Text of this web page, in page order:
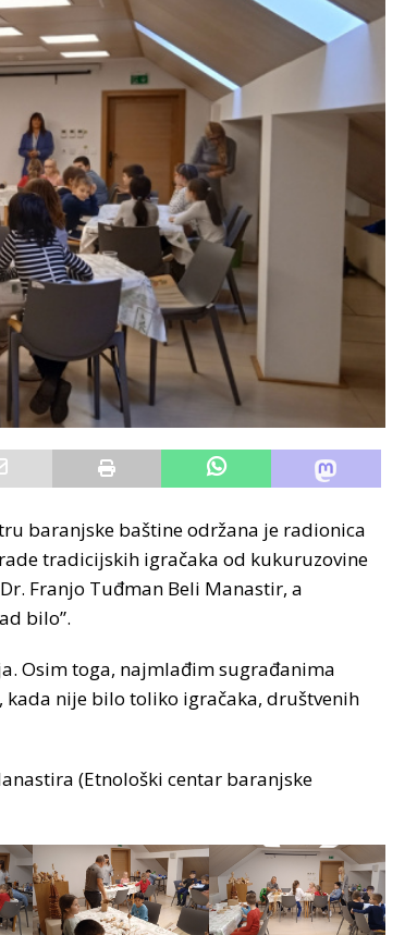
baranjske baštine održana je radionica
tradicijskih igračaka od kukuruzovine
Franjo Tuđman Beli Manastir, a
bilo”.
Osim toga, najmlađim sugrađanima
kada nije bilo toliko igračaka, društvenih
(Etnološki centar baranjske